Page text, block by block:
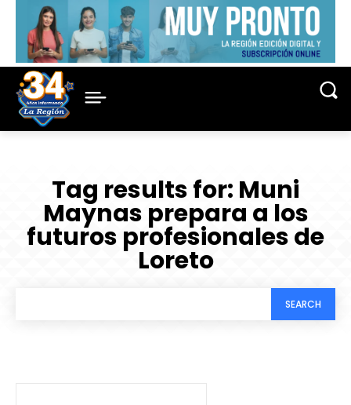
Tag results for: Muni
Maynas prepara a los
futuros profesionales de
Loreto
SEARCH